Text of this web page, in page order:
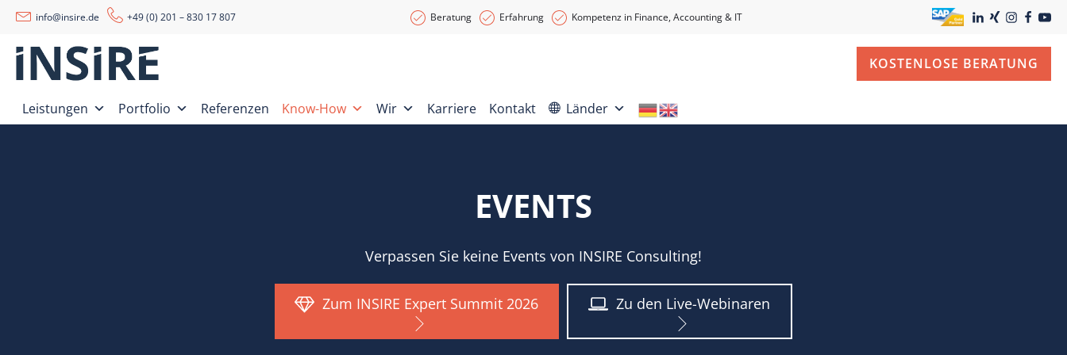
info@insire.de +49 (0) 201 – 830 17 807 Beratung Erfahrung Kompetenz in Finance, Accounting & IT
KOSTENLOSE BERATUNG
Leistungen Portfolio Referenzen Know-How Wir Karriere Kontakt Länder
EVENTS
Verpassen Sie keine Events von INSIRE Consulting!
Zum INSIRE Expert Summit 2026 Zu den Live-Webinaren